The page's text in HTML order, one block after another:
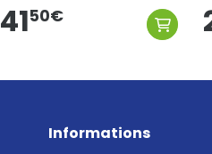
4150€
Informations